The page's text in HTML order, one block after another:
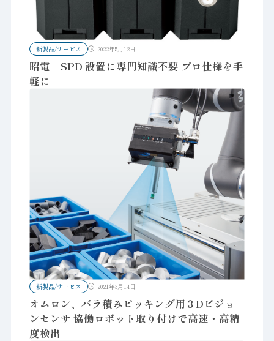
新製品/サービス 2022年5月12日
昭電 SPD 設置に専門知識不要 プロ仕様を手
軽に
新製品/サービス 2021年3月14日
オムロン、バラ積みピッキング用３Dビジョ
ンセンサ 協働ロボット取り付けで高速・高精
度検出